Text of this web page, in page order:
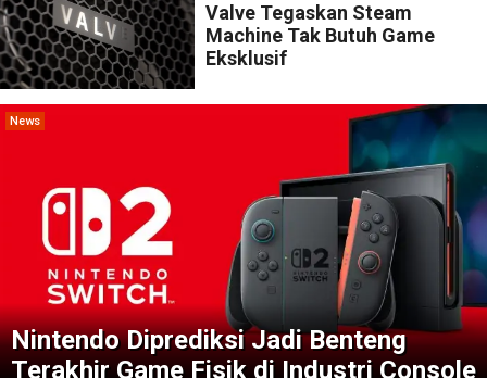
Valve Tegaskan Steam
Machine Tak Butuh Game
Eksklusif
News
Nintendo Diprediksi Jadi Benteng
Terakhir Game Fisik di Industri Console